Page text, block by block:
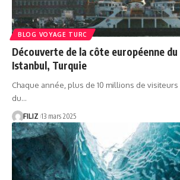
BLOG VOYAGE TURC
Découverte de la côte européenne
Istanbul, Turquie
Chaque année, plus de 10 millions de
du…
FILIZ 13 mars 2025